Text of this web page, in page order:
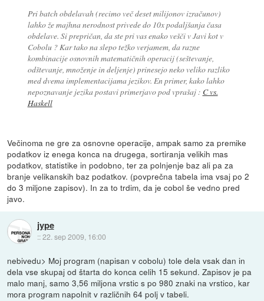
Pri batch obdelavah (recimo več deset milijonov izračunov)
lahko že majhna nerodnost privede do 10x podaljšanja časa
obdelave. Si prepričan, da ste pri vas enako vešči v Javi kot v
Cobolu ? Kar tako na slepo težko verjamem, da razne
kombinacije osnovnih matematičnih operacij (seštevanje,
odštevanje, množenje in deljenje) prinesejo neko veliko razliko
med dvema implementacijama jezikov. En primer, kako lahko
nepoznavanje jezika postavi primerjavo pod vprašaj : C vs.
Haskell
Večinoma ne gre za osnovne operacije, ampak samo za premike
podatkov iz enega konca na drugega, sortiranja velikih mas
podatkov, statistike in podobno, ter za polnjenje baz ali pa za
branje velikanskih baz podatkov. (povprečna tabela ima vsaj po 2
do 3 miljone zapisov). In za to trdim, da je cobol še vedno pred
javo.
jype
::22. sep 2009, 16:00
nebivedu> Moj program (napisan v cobolu) tole dela vsak dan in
dela vse skupaj od štarta do konca celih 15 sekund. Zapisov je pa
malo manj, samo 3,56 miljona vrstic s po 980 znaki na vrstico, kar
mora program napolnit v različnih 64 polj v tabeli.